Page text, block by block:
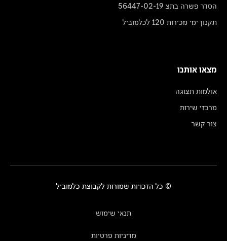
הסדר פשרה בתצ 56447-02-19
תקנון ימי מכירות 120 לכלמוביל
מצאו אותנו
אולמות תצוגה
מרכזי שירות
צור קשר
© כל הזכויות שמורות לקבוצת כלמוביל
תנאי שימוש
מדיניות פרטיות